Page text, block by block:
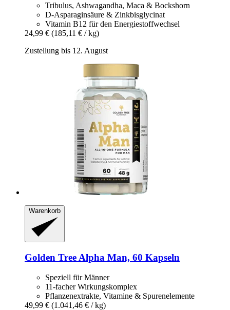
Tribulus, Ashwagandha, Maca & Bockshorn
D-Asparaginsäure & Zinkbisglycinat
Vitamin B12 für den Energiestoffwechsel
24,99 € (185,11 € / kg)
Zustellung bis 12. August
Warenkorb
Golden Tree Alpha Man, 60 Kapseln
Speziell für Männer
11-facher Wirkungskomplex
Pflanzenextrakte, Vitamine & Spurenelemente
49,99 € (1.041,46 € / kg)